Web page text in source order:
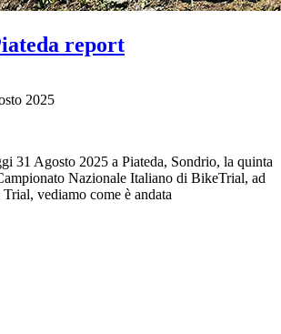
report
2025
31 Agosto 2025 a Piateda, Sondrio, la quinta
Nazionale Italiano di BikeTrial, ad
vediamo come è andata